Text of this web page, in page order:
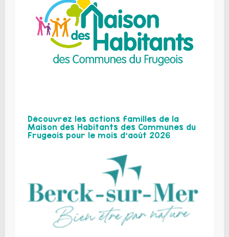
Découvrez les actions familles de la
Maison des Habitants des Communes du
Frugeois pour le mois d’août 2026